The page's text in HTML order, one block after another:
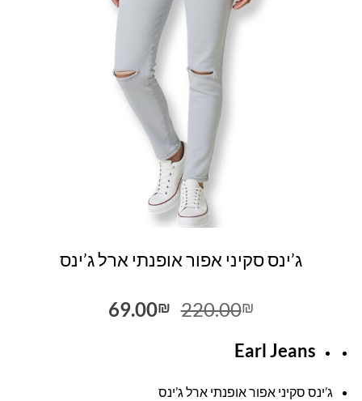
ג’ינס סקיני אפור אופנתי ארל ג’ינס
220.00₪
המחיר
69.00₪
המחיר
Earl Jeans
ג’ינס סקיני אפור אופנתי ארל ג’ינס